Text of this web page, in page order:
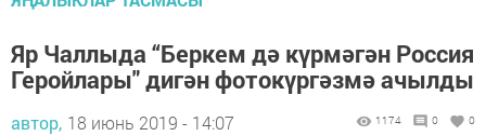
Яр Чаллыда “Беркем дә күрмәгән Россия
Геройлары" дигән фотокүргәзмә ачылды
автор, 18 июнь 2019 - 14:07 1174 0 0